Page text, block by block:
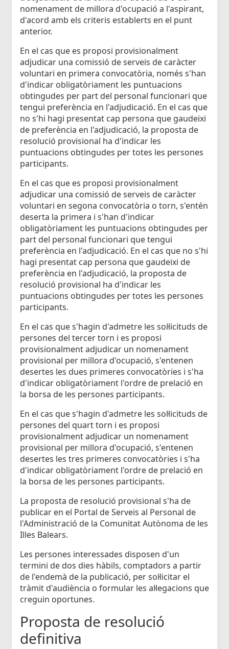
nomenament de millora d'ocupació a l'aspirant,
d'acord amb els criteris establerts en el punt
anterior.
En el cas que es proposi provisionalment
adjudicar una comissió de serveis de caràcter
voluntari en primera convocatòria, només s'han
d'indicar obligatòriament les puntuacions
obtingudes per part del personal funcionari que
tengui preferència en l'adjudicació. En el cas que
no s'hi hagi presentat cap persona que gaudeixi
de preferència en l'adjudicació, la proposta de
resolució provisional ha d'indicar les
puntuacions obtingudes per totes les persones
participants.
En el cas que es proposi provisionalment
adjudicar una comissió de serveis de caràcter
voluntari en segona convocatòria o torn, s'entén
deserta la primera i s'han d'indicar
obligatòriament les puntuacions obtingudes per
part del personal funcionari que tengui
preferència en l'adjudicació. En el cas que no s'hi
hagi presentat cap persona que gaudeixi de
preferència en l'adjudicació, la proposta de
resolució provisional ha d'indicar les
puntuacions obtingudes per totes les persones
participants.
En el cas que s'hagin d'admetre les sol·licituds de
persones del tercer torn i es proposi
provisionalment adjudicar un nomenament
provisional per millora d'ocupació, s'entenen
desertes les dues primeres convocatòries i s'ha
d'indicar obligatòriament l'ordre de prelació en
la borsa de les persones participants.
En el cas que s'hagin d'admetre les sol·licituds de
persones del quart torn i es proposi
provisionalment adjudicar un nomenament
provisional per millora d'ocupació, s'entenen
desertes les tres primeres convocatòries i s'ha
d'indicar obligatòriament l'ordre de prelació en
la borsa de les persones participants.
La proposta de resolució provisional s'ha de
publicar en el Portal de Serveis al Personal de
l'Administració de la Comunitat Autònoma de les
Illes Balears.
Les persones interessades disposen d'un
termini de dos dies hàbils, comptadors a partir
de l'endemà de la publicació, per sol·licitar el
tràmit d'audiència o formular les al·legacions que
creguin oportunes.
Proposta de resolució
definitiva